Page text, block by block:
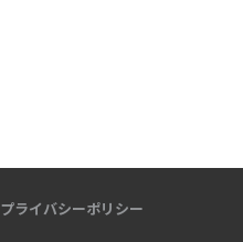
プライバシーポリシー